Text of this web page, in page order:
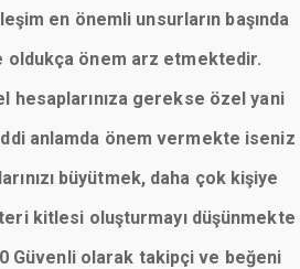
en önemli unsurların başında
oldukça önem arz etmektedir.
hesaplarınıza gerekse özel yani
anlamda önem vermekte iseniz
büyütmek, daha çok kişiye
kitlesi oluşturmayı düşünmekte
Güvenli olarak takipçi ve beğeni